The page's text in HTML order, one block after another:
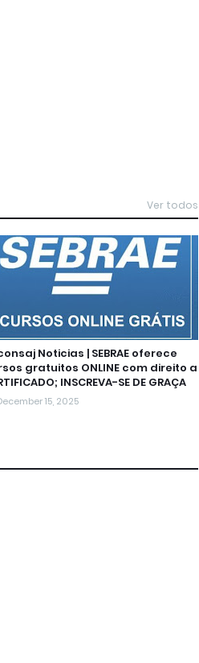
Ver todos
Noticias | SEBRAE oferece
gratuitos ONLINE com direito a
INSCREVA-SE DE GRAÇA
15, 2025